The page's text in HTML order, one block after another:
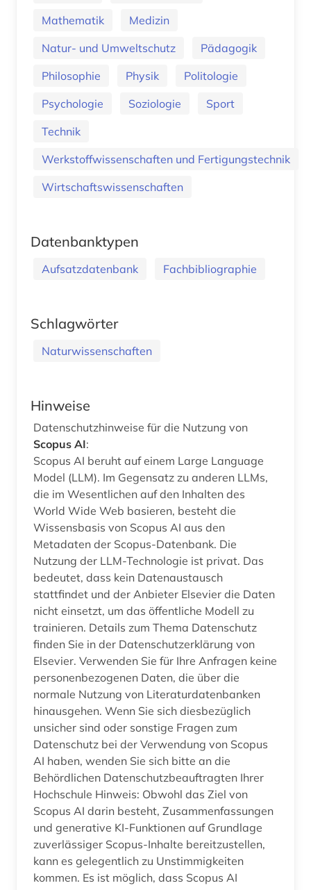
Mathematik
Medizin
Natur- und Umweltschutz
Pädagogik
Philosophie
Physik
Politologie
Psychologie
Soziologie
Sport
Technik
Werkstoffwissenschaften und Fertigungstechnik
Wirtschaftswissenschaften
Datenbanktypen
Aufsatzdatenbank Fachbibliographie
Schlagwörter
Naturwissenschaften
Hinweise
Datenschutzhinweise für die Nutzung von
Scopus AI:
Scopus AI beruht auf einem Large Language
Model (LLM). Im Gegensatz zu anderen LLMs,
die im Wesentlichen auf den Inhalten des
World Wide Web basieren, besteht die
Wissensbasis von Scopus AI aus den
Metadaten der Scopus-Datenbank. Die
Nutzung der LLM-Technologie ist privat. Das
bedeutet, dass kein Datenaustausch
stattfindet und der Anbieter Elsevier die Daten
nicht einsetzt, um das öffentliche Modell zu
trainieren. Details zum Thema Datenschutz
finden Sie in der Datenschutzerklärung von
Elsevier. Verwenden Sie für Ihre Anfragen keine
personenbezogenen Daten, die über die
normale Nutzung von Literaturdatenbanken
hinausgehen. Wenn Sie sich diesbezüglich
unsicher sind oder sonstige Fragen zum
Datenschutz bei der Verwendung von Scopus
AI haben, wenden Sie sich bitte an die
Behördlichen Datenschutzbeauftragten Ihrer
Hochschule Hinweis: Obwohl das Ziel von
Scopus AI darin besteht, Zusammenfassungen
und generative KI-Funktionen auf Grundlage
zuverlässiger Scopus-Inhalte bereitzustellen,
kann es gelegentlich zu Unstimmigkeiten
kommen. Es ist möglich, dass Scopus AI